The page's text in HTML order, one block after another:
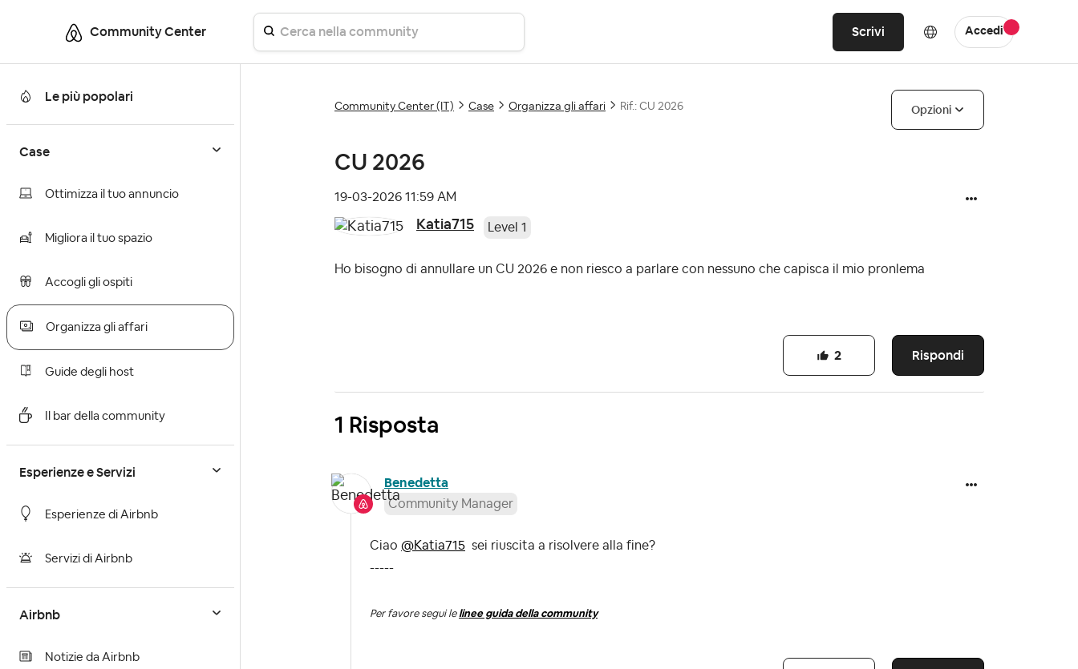
Community Center Scrivi Accedi
Le più popolari
Case
Ottimizza il tuo annuncio
Migliora il tuo spazio
Accogli gli ospiti
Organizza gli affari
Guide degli host
Il bar della community
Esperienze e Servizi
Esperienze di Airbnb
Servizi di Airbnb
Airbnb
Notizie da Airbnb
Community Center (IT) Case Organizza gli affari Rif.: CU 2026 Opzioni
CU 2026
‎19-03-2026 11:59 AM
Katia715 Level 1
Ho bisogno di annullare un CU 2026 e non riesco a parlare con nessuno che capisca il mio pronlema
Rispondi
2
1 Risposta
Benedetta
Community Manager
Ciao @Katia715 sei riuscita a risolvere alla fine?
-----
Per favore segui le linee guida della community